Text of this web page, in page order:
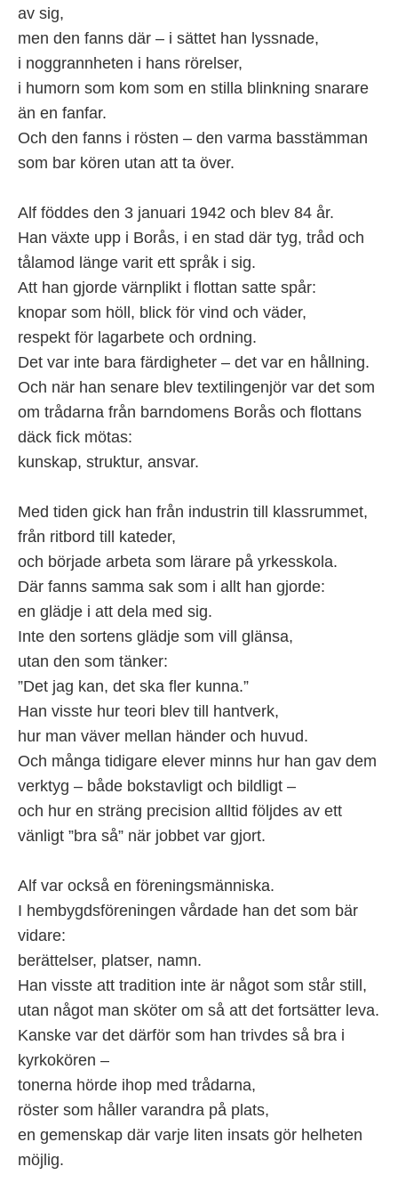
av sig,
men den fanns där – i sättet han lyssnade,
i noggrannheten i hans rörelser,
i humorn som kom som en stilla blinkning snarare
än en fanfar.
Och den fanns i rösten – den varma basstämman
som bar kören utan att ta över.
Alf föddes den 3 januari 1942 och blev 84 år.
Han växte upp i Borås, i en stad där tyg, tråd och
tålamod länge varit ett språk i sig.
Att han gjorde värnplikt i flottan satte spår:
knopar som höll, blick för vind och väder,
respekt för lagarbete och ordning.
Det var inte bara färdigheter – det var en hållning.
Och när han senare blev textilingenjör var det som
om trådarna från barndomens Borås och flottans
däck fick mötas:
kunskap, struktur, ansvar.
Med tiden gick han från industrin till klassrummet,
från ritbord till kateder,
och började arbeta som lärare på yrkesskola.
Där fanns samma sak som i allt han gjorde:
en glädje i att dela med sig.
Inte den sortens glädje som vill glänsa,
utan den som tänker:
”Det jag kan, det ska fler kunna.”
Han visste hur teori blev till hantverk,
hur man väver mellan händer och huvud.
Och många tidigare elever minns hur han gav dem
verktyg – både bokstavligt och bildligt –
och hur en sträng precision alltid följdes av ett
vänligt ”bra så” när jobbet var gjort.
Alf var också en föreningsmänniska.
I hembygdsföreningen vårdade han det som bär
vidare:
berättelser, platser, namn.
Han visste att tradition inte är något som står still,
utan något man sköter om så att det fortsätter leva.
Kanske var det därför som han trivdes så bra i
kyrkokören –
tonerna hörde ihop med trådarna,
röster som håller varandra på plats,
en gemenskap där varje liten insats gör helheten
möjlig.